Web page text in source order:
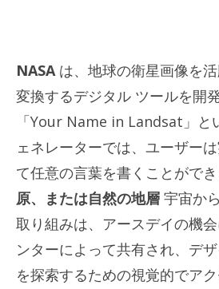
NASA は、地球の衛星画像を
変換するデジタル ツールを開
「Your Name in Landsat」と
ェネレーターでは、ユーザー
て任意の言葉を書くことができ
原、または自然の地層 宇宙か
取り組みは、アースデイの機
ンターによって共有され、デ
を探索するための視覚的でア